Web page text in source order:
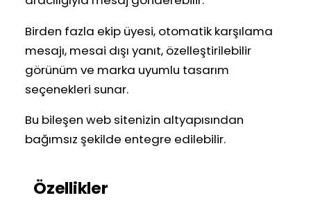
Birden fazla ekip üyesi, otomatik karşılama
mesajı, mesai dışı yanıt, özelleştirilebilir
görünüm ve marka uyumlu tasarım
seçenekleri sunar.
Bu bileşen web sitenizin altyapısından
bağımsız şekilde entegre edilebilir.
Özellikler